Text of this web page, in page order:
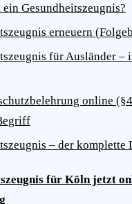
ein Gesundheitszeugnis?
erneuern
für Ausländer –
online
– der komplette
für Köln jetzt